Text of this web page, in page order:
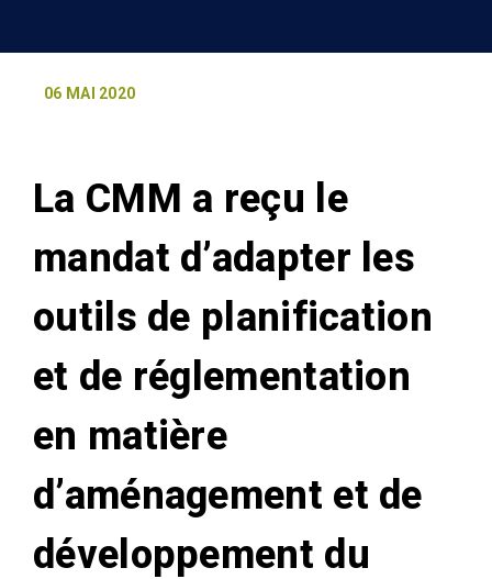
06 MAI 2020
La CMM a reçu le
mandat d’adapter les
outils de planification
et de réglementation
en matière
d’aménagement et de
développement du